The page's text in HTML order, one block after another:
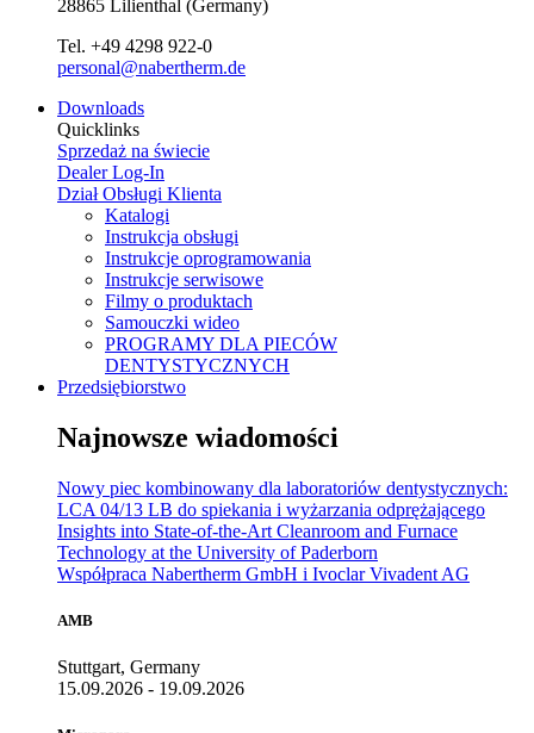
28865 Lilienthal (Germany)
Tel. +49 4298 922-0
personal@nabertherm.de
Downloads
Quicklinks
Sprzedaż na świecie
Dealer Log-In
Dział Obsługi Klienta
Katalogi
Instrukcja obsługi
Instrukcje oprogramowania
Instrukcje serwisowe
Filmy o produktach
Samouczki wideo
PROGRAMY DLA PIECÓW
DENTYSTYCZNYCH
Przedsiębiorstwo
Najnowsze wiadomości
Nowy piec kombinowany dla laboratoriów dentystycznych:
LCA 04/13 LB do spiekania i wyżarzania odprężającego
Insights into State-of-the-Art Cleanroom and Furnace
Technology at the University of Paderborn
Współpraca Nabertherm GmbH i Ivoclar Vivadent AG
AMB
Stuttgart, Germany
15.09.2026 - 19.09.2026